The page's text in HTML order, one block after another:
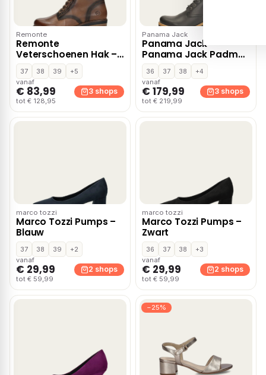
Remonte
Remonte
Veterschoenen Hak –
Cognac
37 38 39
+5
vanaf
€ 83,99
tot € 128,95
3 shops
Panama Jack
Panama Jack
Panama Jack Padma
B2 Veterboots zwart
36 37 38
+4
vanaf
€ 179,99
tot € 219,99
3 shops
marco tozzi
Marco Tozzi Pumps –
Blauw
37 38 39
+2
vanaf
€ 29,99
tot € 59,99
2 shops
marco tozzi
Marco Tozzi Pumps –
Zwart
36 37 38
+3
vanaf
€ 29,99
tot € 59,99
2 shops
−25%